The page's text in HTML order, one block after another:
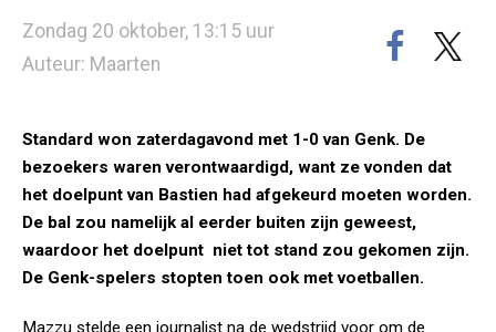
Zondag 20 oktober, 13:15 uur
Auteur: Maarten
Standard won zaterdagavond met 1-0 van Genk. De
bezoekers waren verontwaardigd, want ze vonden dat
het doelpunt van Bastien had afgekeurd moeten worden.
De bal zou namelijk al eerder buiten zijn geweest,
waardoor het doelpunt niet tot stand zou gekomen zijn.
De Genk-spelers stopten toen ook met voetballen.
Mazzu stelde een journalist na de wedstrijd voor om de